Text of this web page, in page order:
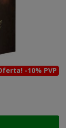
-10% PVP